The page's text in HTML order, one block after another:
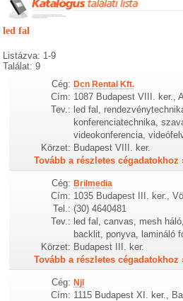
led fal
Listázva: 1-9
Találat: 9
Cég: Dcn Rental Kft.
Cím: 1087 Budapest VIII. ker.,
Tev.: led fal,
konferenciatechnika,
videokonferencia,
Körzet: Budapest VIII. ker.
Tovább a részletes cégadatokhoz
Cég: Brilmedia
Cím: 1035 Budapest III. ker.,
Tel.: (30) 4640481
Tev.: led fal, canvas, mesh
backlit, ponyva, lamináló
Körzet: Budapest III. ker.
Tovább a részletes cégadatokhoz
Cég: Njl
Cím: 1115 Budapest XI. ker.,